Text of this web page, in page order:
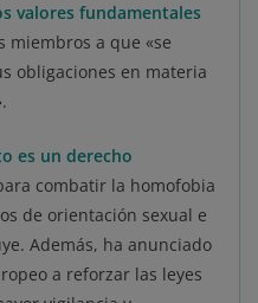
valores fundamentales
miembros a que «se
obligaciones en materia
es un derecho
combatir la homofobia
de orientación sexual e
Además, ha anunciado
a reforzar las leyes